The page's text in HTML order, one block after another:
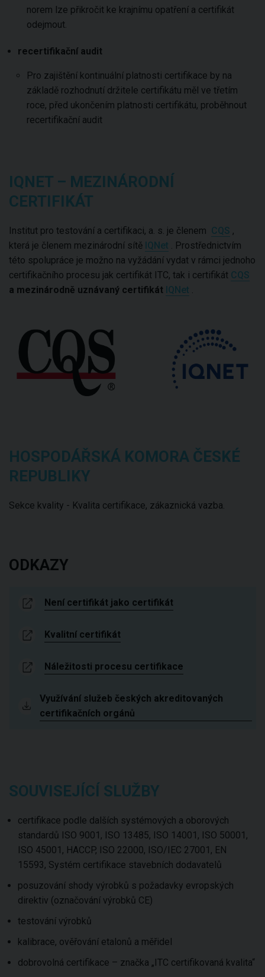
norem lze přikročit ke krajnímu opatření a certifikát
odejmout.
recertifikační audit
Pro zajištění kontinuální platnosti certifikace by na
základě rozhodnutí držitele certifikátu měl ve třetím
roce, před ukončením platnosti certifikátu, proběhnout
recertifikační audit
IQNET – MEZINÁRODNÍ
CERTIFIKÁT
Institut pro testování a certifikaci, a. s. je členem CQS ,
která je členem mezinárodní sítě IQNet . Prostřednictvím
této spolupráce je možno na vyžádání vydat v rámci jednoho
certifikačního procesu jak certifikát ITC, tak i certifikát CQS
a mezinárodně uznávaný certifikát IQNet .
HOSPODÁŘSKÁ KOMORA ČESKÉ
REPUBLIKY
Sekce kvality - Kvalita certifikace, zákaznická vazba.
ODKAZY
Není certifikát jako certifikát
Kvalitní certifikát
Náležitosti procesu certifikace
Využívání služeb českých akreditovaných
certifikačních orgánů
SOUVISEJÍCÍ SLUŽBY
certifikace podle dalších systémových a oborových
standardů ISO 9001, ISO 13485, ISO 14001, ISO 50001,
ISO 45001, HACCP, ISO 22000, ISO/IEC 27001, EN
15593, Systém certifikace stavebních dodavatelů
posuzování shody výrobků s požadavky evropských
direktiv (označování výrobků CE)
testování výrobků
kalibrace, ověřování etalonů a měřidel
dobrovolná certifikace – značka „ITC certifikovaná kvalita“